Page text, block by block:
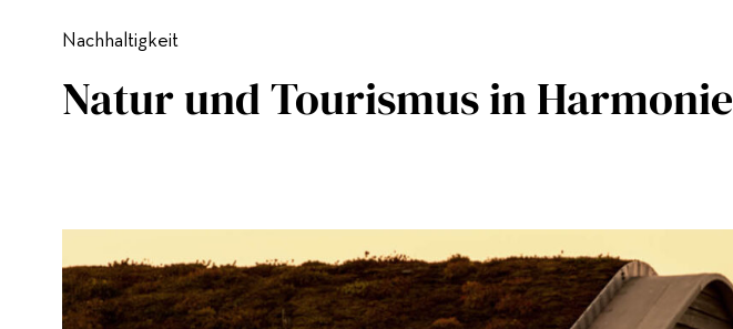
Nachhaltigkeit
Natur und Tourismus in Harmonie